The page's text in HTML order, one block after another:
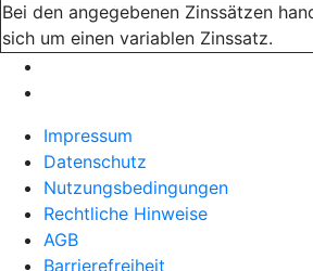
Bei den angegebenen Zinssätzen
sich um einen variablen Zinssatz.
Impressum
Datenschutz
Nutzungsbedingungen
Rechtliche Hinweise
AGB
Barrierefreiheit